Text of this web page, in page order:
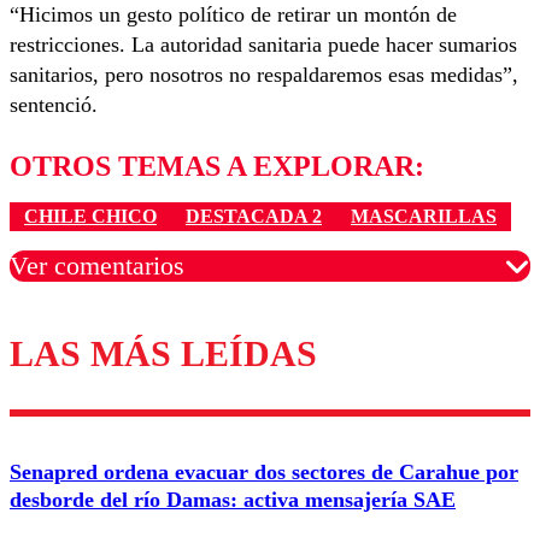
“Hicimos un gesto político de retirar un montón de
restricciones. La autoridad sanitaria puede hacer sumarios
sanitarios, pero nosotros no respaldaremos esas medidas”,
sentenció.
OTROS TEMAS A EXPLORAR:
CHILE CHICO DESTACADA 2 MASCARILLAS
Ver comentarios
Los comentarios son moderados para garantizar un
diálogo respetuoso.
Correo
LAS MÁS LEÍDAS
Senapred ordena evacuar dos sectores de Carahue por
desborde del río Damas: activa mensajería SAE